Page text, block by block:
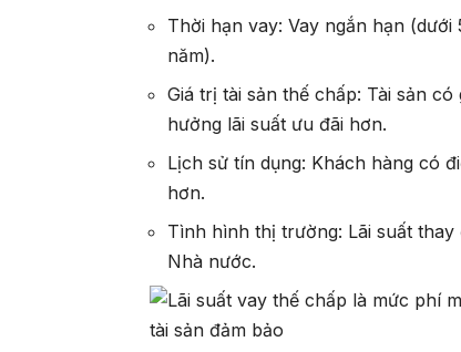
Thời hạn vay: Vay ngắn hạn
năm).
Giá trị tài sản thế chấp: Tài sản
hưởng lãi suất ưu đãi hơn.
Lịch sử tín dụng: Khách hàng có
hơn.
Tình hình thị trường: Lãi suất
Nhà nước.